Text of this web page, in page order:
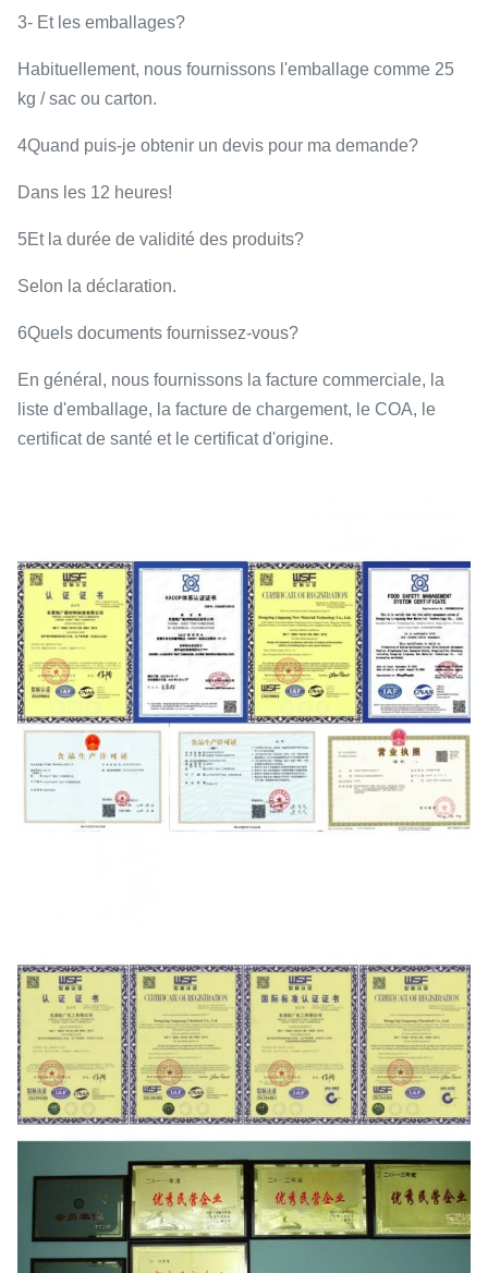
3- Et les emballages?
Habituellement, nous fournissons l'emballage comme 25
kg / sac ou carton.
4Quand puis-je obtenir un devis pour ma demande?
Dans les 12 heures!
5Et la durée de validité des produits?
Selon la déclaration.
6Quels documents fournissez-vous?
En général, nous fournissons la facture commerciale, la
liste d'emballage, la facture de chargement, le COA, le
certificat de santé et le certificat d'origine.